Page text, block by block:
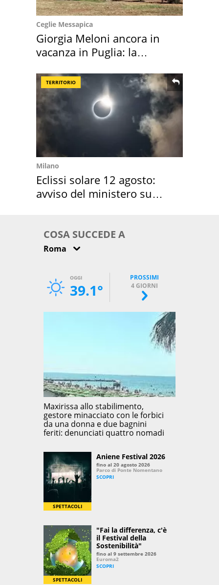
Ceglie Messapica
Giorgia Meloni ancora in
vacanza in Puglia: la
TERRITORIO
Milano
Eclissi solare 12 agosto:
avviso del ministero su